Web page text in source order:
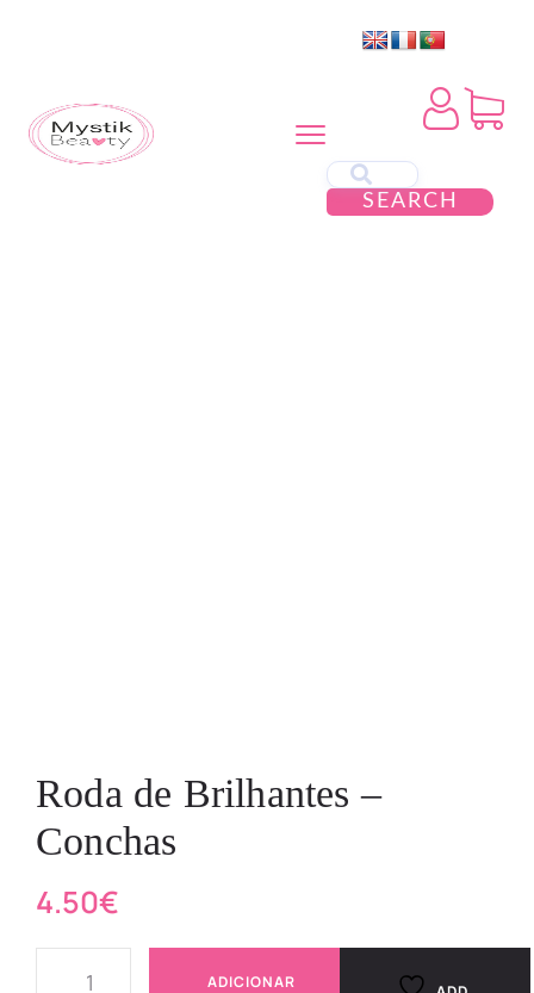
SEARCH
Roda de Brilhantes –
Conchas
4.50€
ADICIONAR